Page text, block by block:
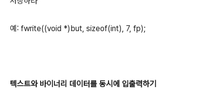
예: fwrite((void *)but, sizeof(int), 7, fp);
텍스트와 바이너리 데이터를 동시에 입출력하기